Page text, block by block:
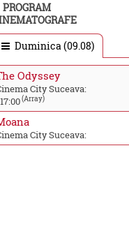
PROGRAM
Duminica (09.08)
Odyssey
City Suceava:
17:00(Array)
City Suceava: